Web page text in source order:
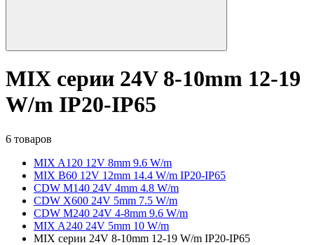
MIX серии 24V 8-10mm 12-19
W/m IP20-IP65
6 товаров
MIX A120 12V 8mm 9.6 W/m
MIX B60 12V 12mm 14.4 W/m IP20-IP65
CDW M140 24V 4mm 4.8 W/m
CDW X600 24V 5mm 7.5 W/m
CDW M240 24V 4-8mm 9.6 W/m
MIX A240 24V 5mm 10 W/m
MIX серии 24V 8-10mm 12-19 W/m IP20-IP65